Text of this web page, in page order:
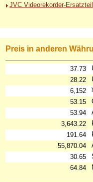
JVC Videorekorder-
Preis in anderen
37.73
28.22
6,152
53.15
53.94
3,643.22
191.64
55,870.04
30.65
64.84